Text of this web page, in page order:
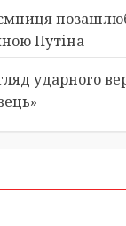
Путіна
ударного